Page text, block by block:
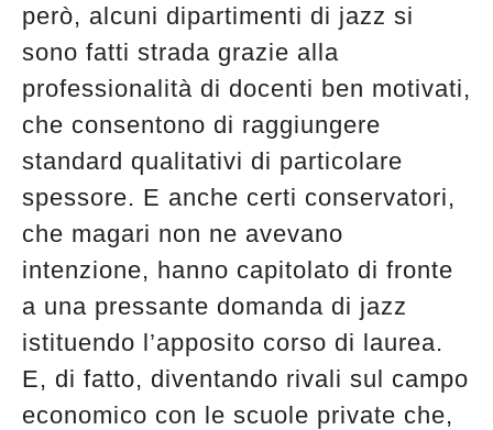
però, alcuni dipartimenti di jazz si
sono fatti strada grazie alla
professionalità di docenti ben motivati,
che consentono di raggiungere
standard qualitativi di particolare
spessore. E anche certi conservatori,
che magari non ne avevano
intenzione, hanno capitolato di fronte
a una pressante domanda di jazz
istituendo l’apposito corso di laurea.
E, di fatto, diventando rivali sul campo
economico con le scuole private che,